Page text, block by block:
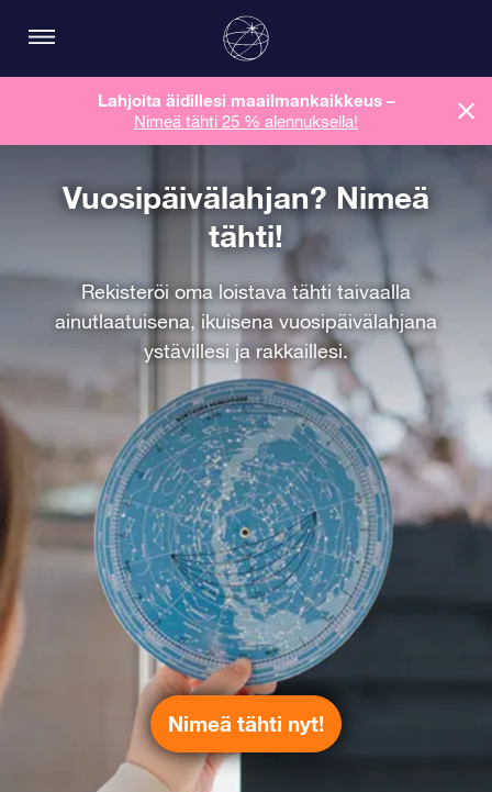
Lahjoita äidillesi maailmankaikkeus –
Nimeä tähti 25 % alennuksella!
Vuosipäivälahjan? Nimeä
tähti!
Rekisteröi oma loistava tähti taivaalla
ainutlaatuisena, ikuisena vuosipäivälahjana
ystävillesi ja rakkaillesi.
Nimeä tähti nyt!